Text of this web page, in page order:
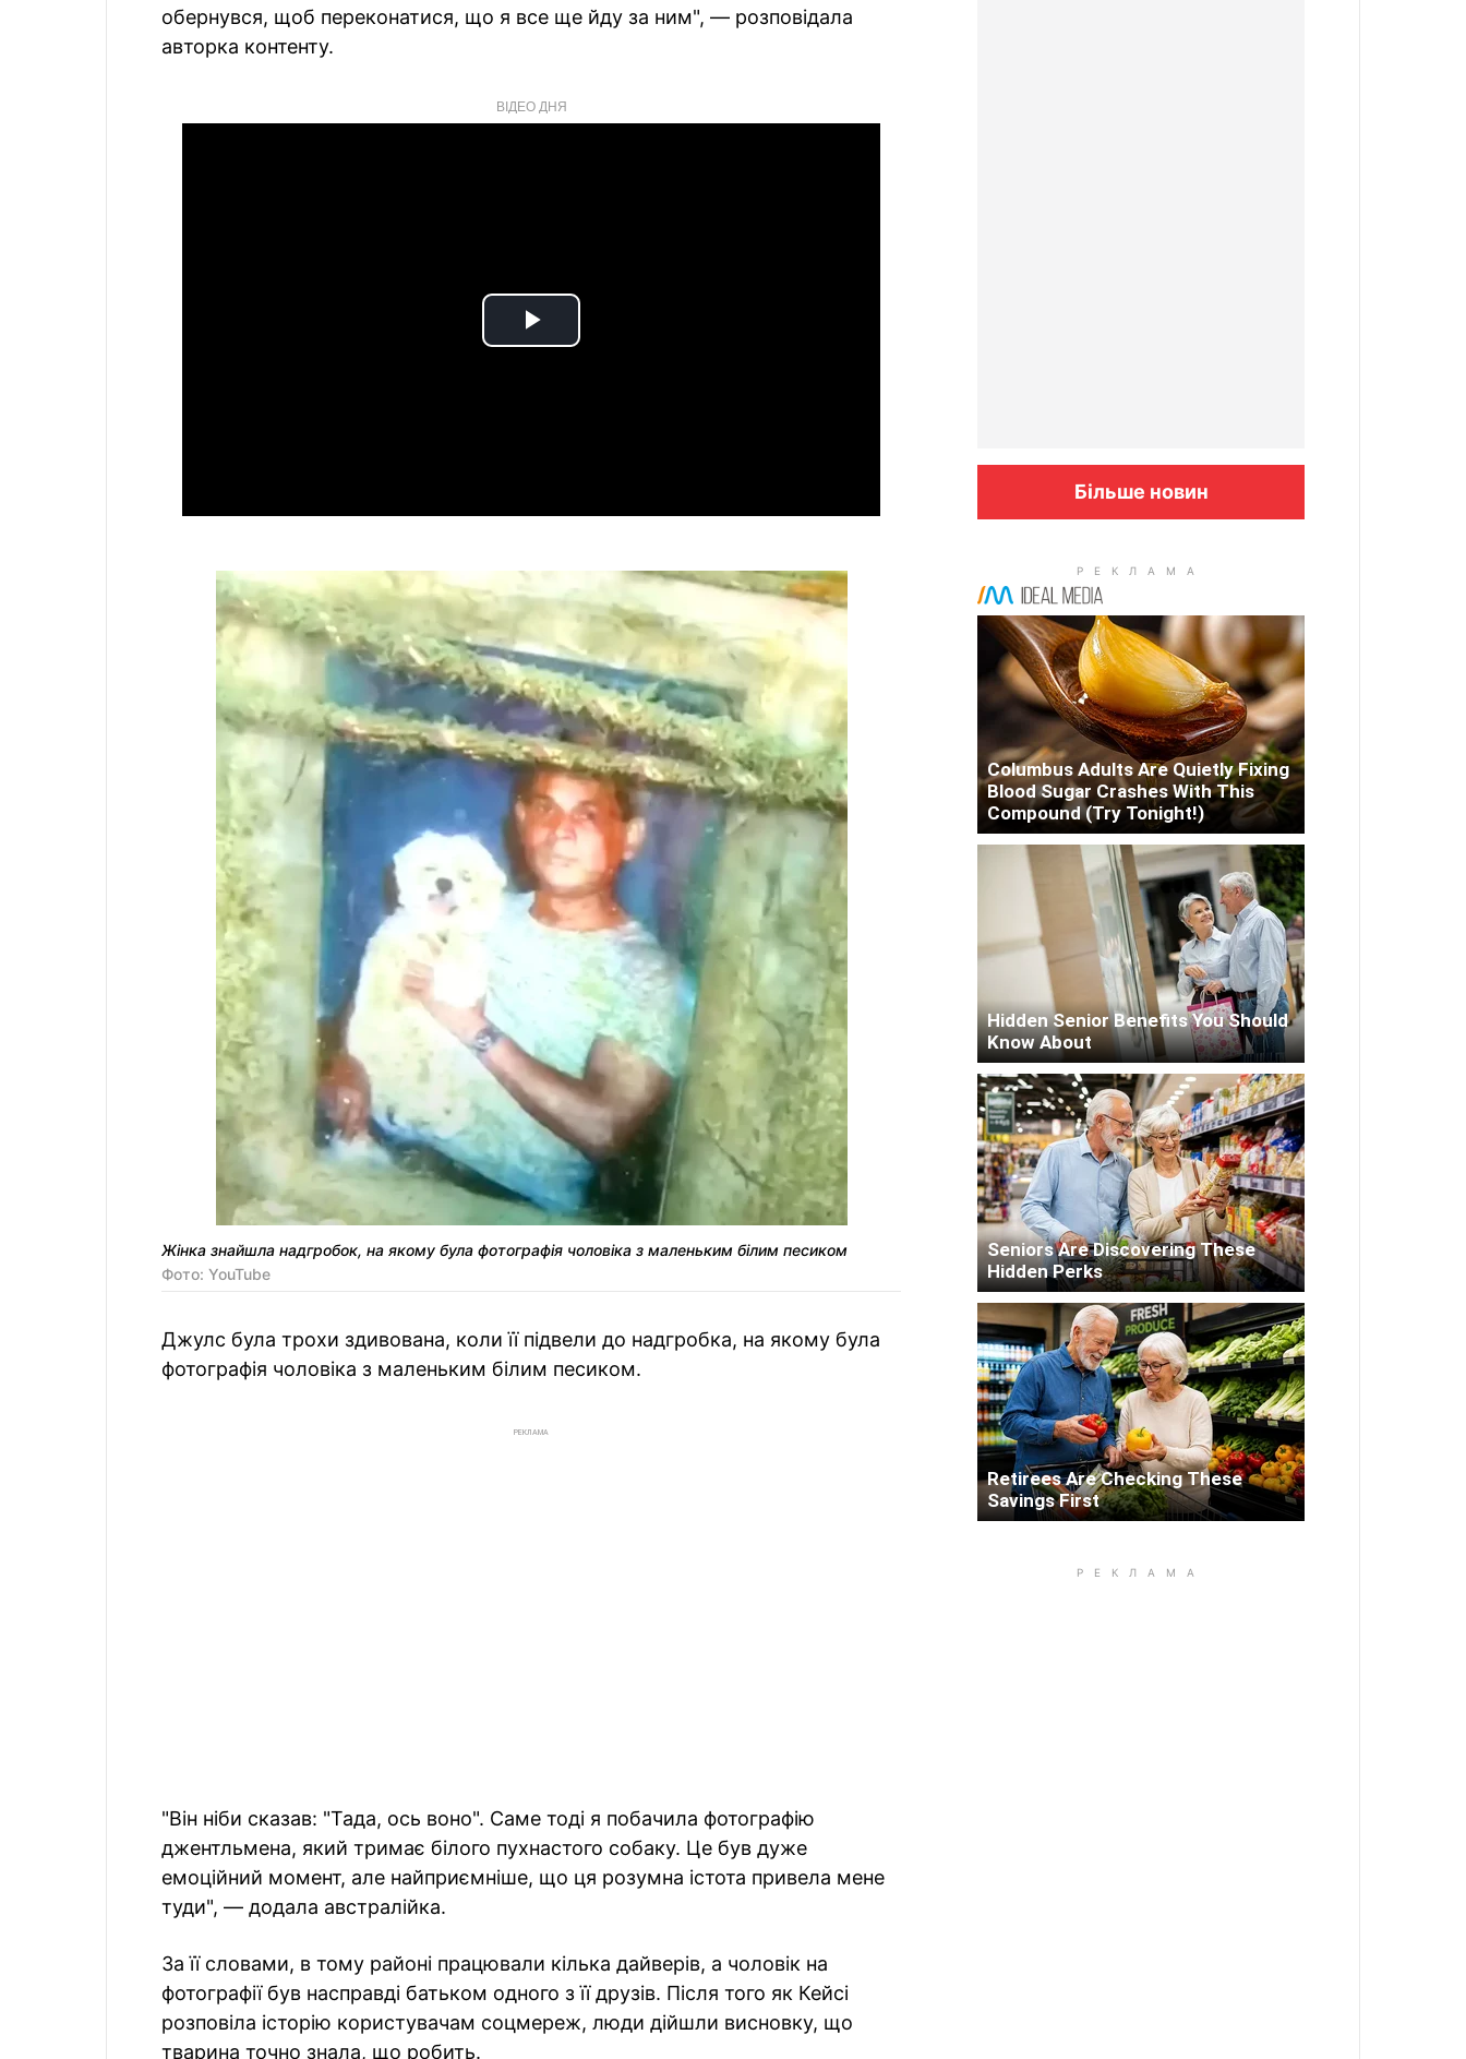
обернувся, щоб переконатися, що я все ще йду за ним", — розповідала
авторка контенту.
ВІДЕО ДНЯ
Play
Жінка знайшла надгробок, на якому була фотографія чоловіка з маленьким білим песиком
Фото: YouTube
Джулс була трохи здивована, коли її підвели до надгробка, на якому була
фотографія чоловіка з маленьким білим песиком.
РЕКЛАМА
"Він ніби сказав: "Тада, ось воно". Саме тоді я побачила фотографію
джентльмена, який тримає білого пухнастого собаку. Це був дуже
емоційний момент, але найприємніше, що ця розумна істота привела мене
туди", — додала австралійка.
За її словами, в тому районі працювали кілька дайверів, а чоловік на
фотографії був насправді батьком одного з її друзів. Після того як Кейсі
розповіла історію користувачам соцмереж, люди дійшли висновку, що
тварина точно знала, що робить.
Більше новин
Columbus Adults Are Quietly Fixing
Blood Sugar Crashes With This
Compound (Try Tonight!)
Hidden Senior Benefits You Should
Know About
Seniors Are Discovering These
Hidden Perks
Retirees Are Checking These
Savings First